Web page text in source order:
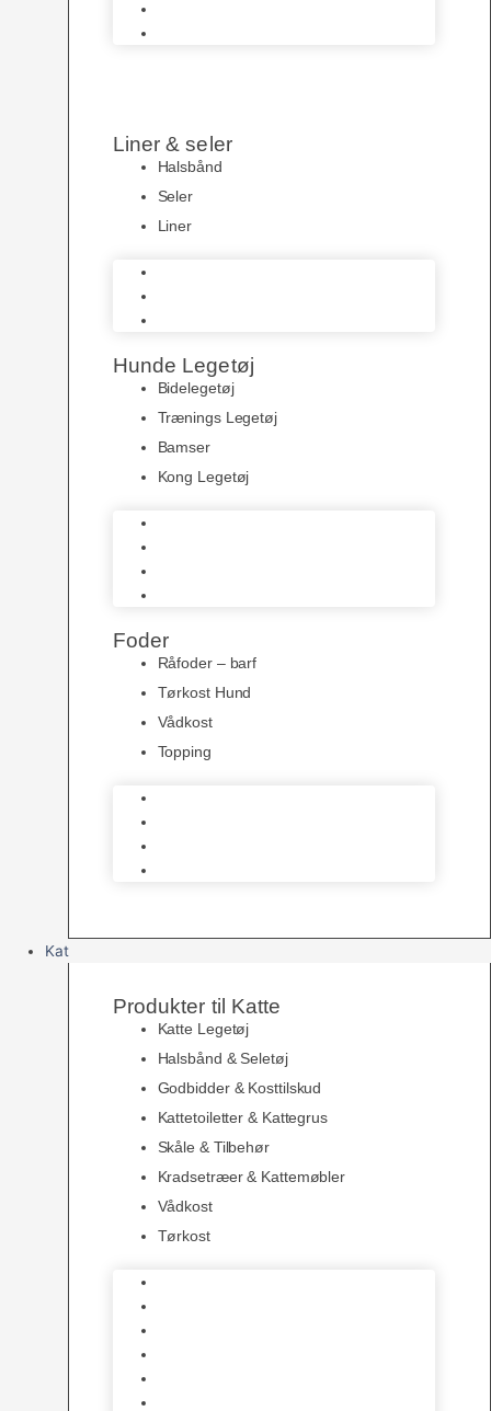
Liner & seler
Halsbånd
Seler
Liner
Hunde Legetøj
Bidelegetøj
Trænings Legetøj
Bamser
Kong Legetøj
Foder
Råfoder – barf
Tørkost Hund
Vådkost
Topping
Kat
Produkter til Katte
Katte Legetøj
Halsbånd & Seletøj
Godbidder & Kosttilskud
Kattetoiletter & Kattegrus
Skåle & Tilbehør
Kradsetræer & Kattemøbler
Vådkost
Tørkost